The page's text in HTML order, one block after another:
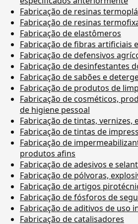
Fabricação de resinas
Fabricação de resinas
Fabricação de elastômeros
Fabricação de fibras artificiais
Fabricação de defensivos
Fabricação de desinfestantes
Fabricação de sabões e
Fabricação de produtos de
Fabricação de cosméticos,
de higiene pessoal
Fabricação de tintas, vernizes,
Fabricação de tintas de
Fabricação de
produtos afins
Fabricação de adesivos e
Fabricação de pólvoras,
Fabricação de artigos
Fabricação de fósforos de
Fabricação de aditivos de uso
Fabricação de catalisadores